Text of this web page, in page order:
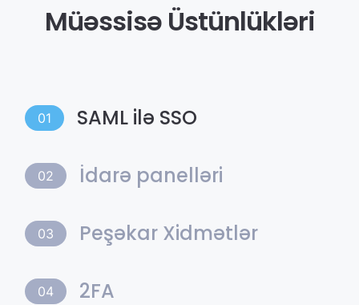
Müəssisə Üstünlükləri
01 SAML ilə SSO
02 İdarə panelləri
03 Peşəkar Xidmətlər
04 2FA